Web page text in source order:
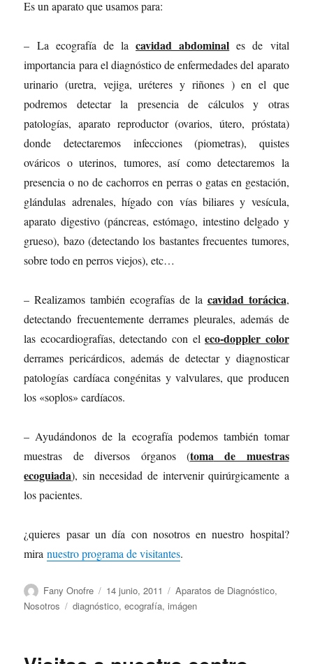
Es un aparato que usamos para:
– La ecografía de lacavidad abdominal es de vital
importancia para el diagnóstico de enfermedades del aparato
urinario (uretra, vejiga, uréteres y riñones ) en el que
podremos detectar la presencia de cálculos y otras
patologías, aparato reproductor (ovarios, útero, próstata)
donde detectaremos infecciones (piometras), quistes
ováricos o uterinos, tumores, así como detectaremos la
presencia o no de cachorros en perras o gatas en gestación,
glándulas adrenales, hígado con vías biliares y vesícula,
aparato digestivo (páncreas, estómago, intestino delgado y
grueso), bazo (detectando los bastantes frecuentes tumores,
sobre todo en perros viejos), etc…
– Realizamos también ecografías de la cavidad torácica,
detectando frecuentemente derrames pleurales, además de
las ecocardiografías, detectando con eleco-doppler color
derrames pericárdicos, además de detectar y diagnosticar
patologías cardíaca congénitas y valvulares, que producen
los «soplos» cardíacos.
– Ayudándonos de la ecografía podemos también tomar
muestras de diversos órganos (tomade muestras
ecoguiada), sin necesidad de intervenir quirúrgicamente a
los pacientes.
¿quieres pasar un día con nosotros en nuestro hospital?
miranuestro programa de visitantes.
Autor
Fany Onofre
Publicado
el
14 junio, 2011 Categorías
Aparatos de Diagnóstico,
Nosotros
Etiquetas
diagnóstico,ecografía,imágen